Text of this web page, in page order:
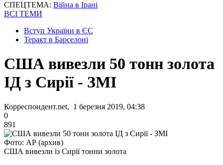
СПЕЦТЕМА: Війна в Ірані
ВСІ ТЕМИ
Вступ України в ЄС
Теракт в Барселоні
США вивезли 50 тонн золота
ІД з Сирії - ЗМІ
Корреспондент.net, 1 березня 2019, 04:38
0
891
Фото: АР (архив)
США вивезли із Сирії тонни золота